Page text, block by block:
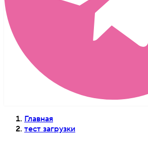
Главная
тест загрузки